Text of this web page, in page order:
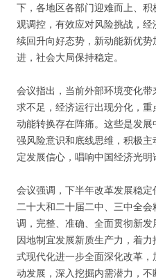
下，各地区各部门迎难而上、
观调控，有效应对风险挑战，
续回升向好态势，新动能新优
进，社会大局保持稳定。
会议指出，当前外部环境变化
求不足，经济运行出现分化，
动能转换存在阵痛。这些是发
强风险意识和底线思维，积极
定发展信心，唱响中国经济光明
会议强调，下半年改革发展稳
二十大和二十届二中、三中全
调，完整、准确、全面贯彻新发
因地制宜发展新质生产力，着
式现代化进一步全面深化改革
动发展，深入挖掘内需潜力，